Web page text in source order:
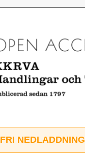
FRI NEDLADDNING